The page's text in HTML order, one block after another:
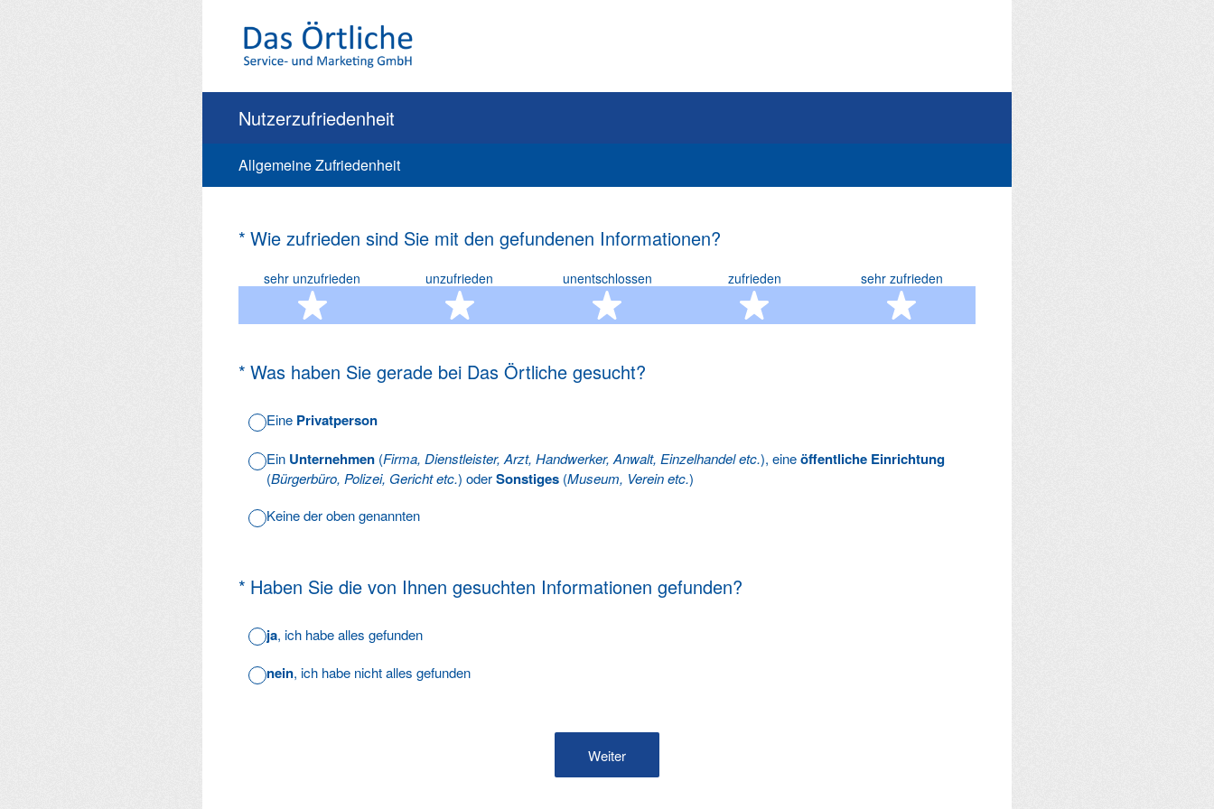
Nutzerzufriedenheit
Allgemeine Zufriedenheit
* Wie zufrieden sind Sie mit den gefundenen Informationen?
(Erforderlich.)
sehr unzufrieden
1 Stern
unzufrieden
2 Sterne
unentschlossen
3 Sterne
zufrieden
4 Sterne
sehr zufrieden
5 Sterne
* Was haben Sie gerade bei Das Örtliche gesucht?
(Erforderlich.)
Eine Privatperson
Ein Unternehmen (Firma, Dienstleister, Arzt, Handwerker, Anwalt, Einzelhandel etc.), eineöffentliche Einrichtung
(Bürgerbüro, Polizei, Gericht etc.) oderSonstiges (Museum, Verein etc.)
Keine der oben genannten
* Haben Sie die von Ihnen gesuchten Informationen gefunden?
(Erforderlich.)
ja, ich habe alles gefunden
nein, ich habe nicht alles gefunden
Weiter